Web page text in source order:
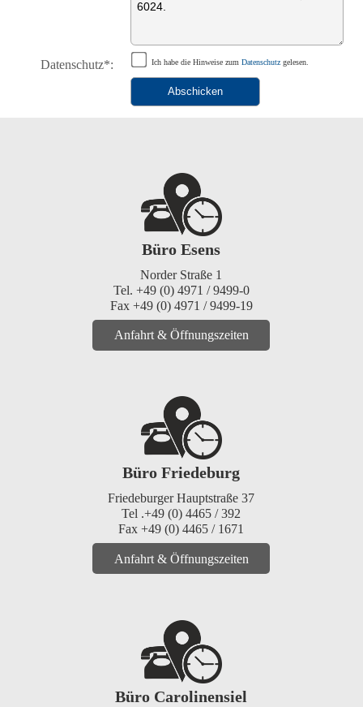
Datenschutz*: Ich habe die Hinweise zumDatenschutz gelesen.
Büro Esens
Norder Straße 1
Tel. +49 (0) 4971 / 9499-0
Fax +49 (0) 4971 / 9499-19
Anfahrt & Öffnungszeiten
Büro Friedeburg
Friedeburger Hauptstraße 37
Tel .+49 (0) 4465 / 392
Fax +49 (0) 4465 / 1671
Anfahrt & Öffnungszeiten
Büro Carolinensiel